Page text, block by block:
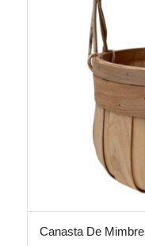
Canasta De Mimbre